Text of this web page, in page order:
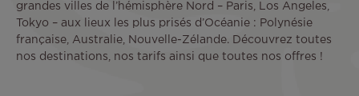
grandes villes de l’hémisphère Nord – Paris, Los Angeles,
Tokyo – aux lieux les plus prisés d’Océanie : Polynésie
française, Australie, Nouvelle-Zélande. Découvrez toutes
nos destinations, nos tarifs ainsi que toutes nos offres !